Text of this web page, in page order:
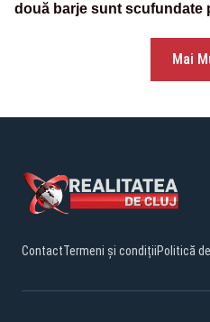
două barje sunt scufundate
Mai
ContactTermeni și condițiiPolitică